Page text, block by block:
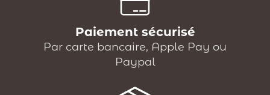
Paiement sécurisé
Par carte bancaire, Apple Pay ou
Paypal